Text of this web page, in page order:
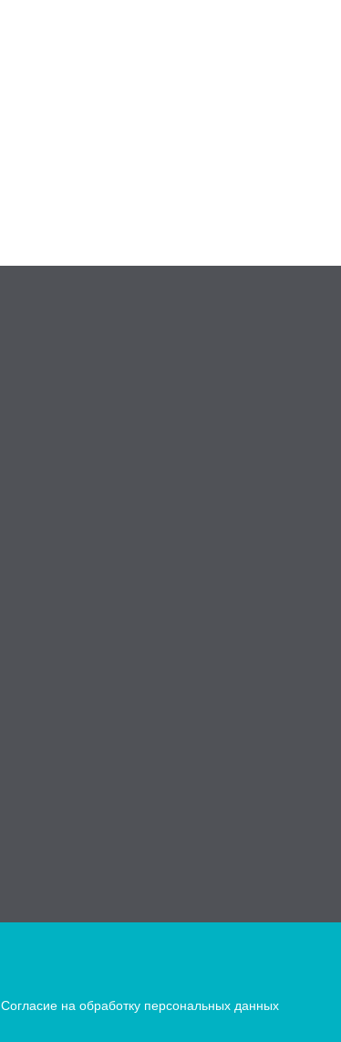
Согласие на обработку персональных данных